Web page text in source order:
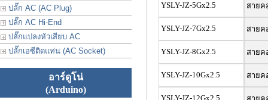
ปลั๊ก AC (AC Plug)
ปลั๊ก AC Hi-End
ปลั๊กแปลงหัวเสียบ AC
ปลั๊กเอซีติดแท่น (AC Socket)
อาร์ดูโน่
(Arduino)
YSLY-JZ-5Gx2.5 สายค
YSLY-JZ-7Gx2.5 สายค
YSLY-JZ-8Gx2.5 สายค
YSLY-JZ-10Gx2.5 สายค
YSLY-JZ-12Gx2.5